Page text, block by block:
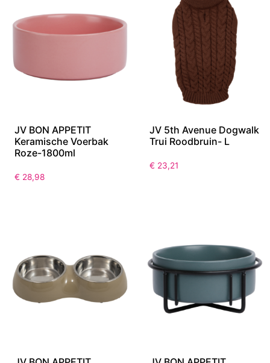
JV BON APPETIT
Keramische Voerbak
Roze-1800ml
€ 28,98
JV 5th Avenue Dogwalk
Trui Roodbruin- L
€ 23,21